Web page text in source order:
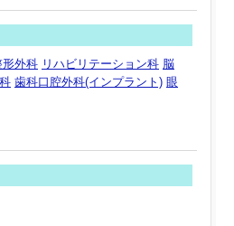
形外科 リハビリテーション科 脳
歯科口腔外科(インプラント) 眼